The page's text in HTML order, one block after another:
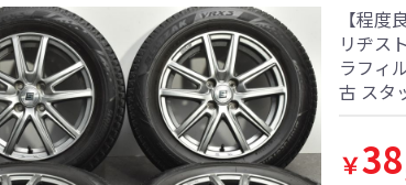
【程
リヂス
ラフィ
古 スタ
￥